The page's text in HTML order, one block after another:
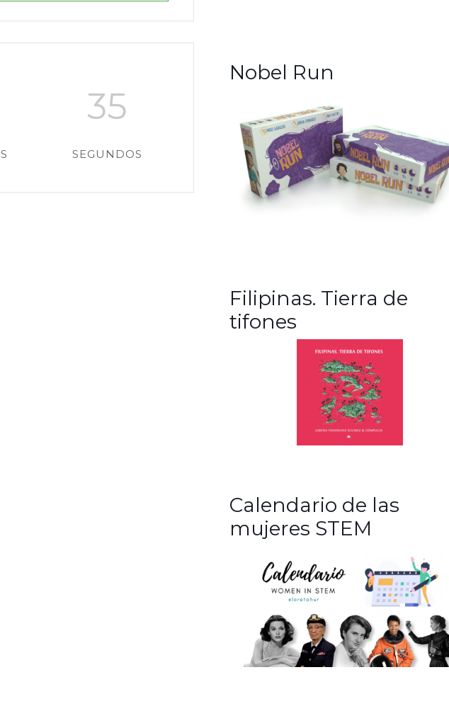
34
SEGUNDOS
Nobel Run
Filipinas. Tierra de
tifones
Calendario de las
mujeres STEM